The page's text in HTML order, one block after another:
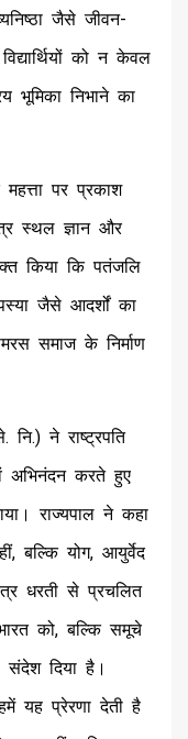
जैसे जीवन-
को न केवल
भूमिका निभाने का
पर प्रकाश
स्थल ज्ञान और
किया कि पतंजलि
जैसे आदर्शों का
समाज के निर्माण
ने राष्ट्रपति
अभिनंदन करते हुए
राज्यपाल ने कहा
बल्कि योग, आयुर्वेद
धरती से प्रचलित
को, बल्कि समूचे
संदेश दिया है।
यह प्रेरणा देती है